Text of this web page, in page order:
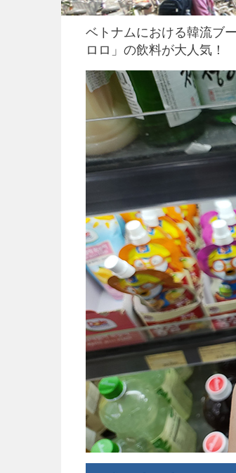
ベトナムにおける韓流ブ
ロロ」の飲料が大人気！